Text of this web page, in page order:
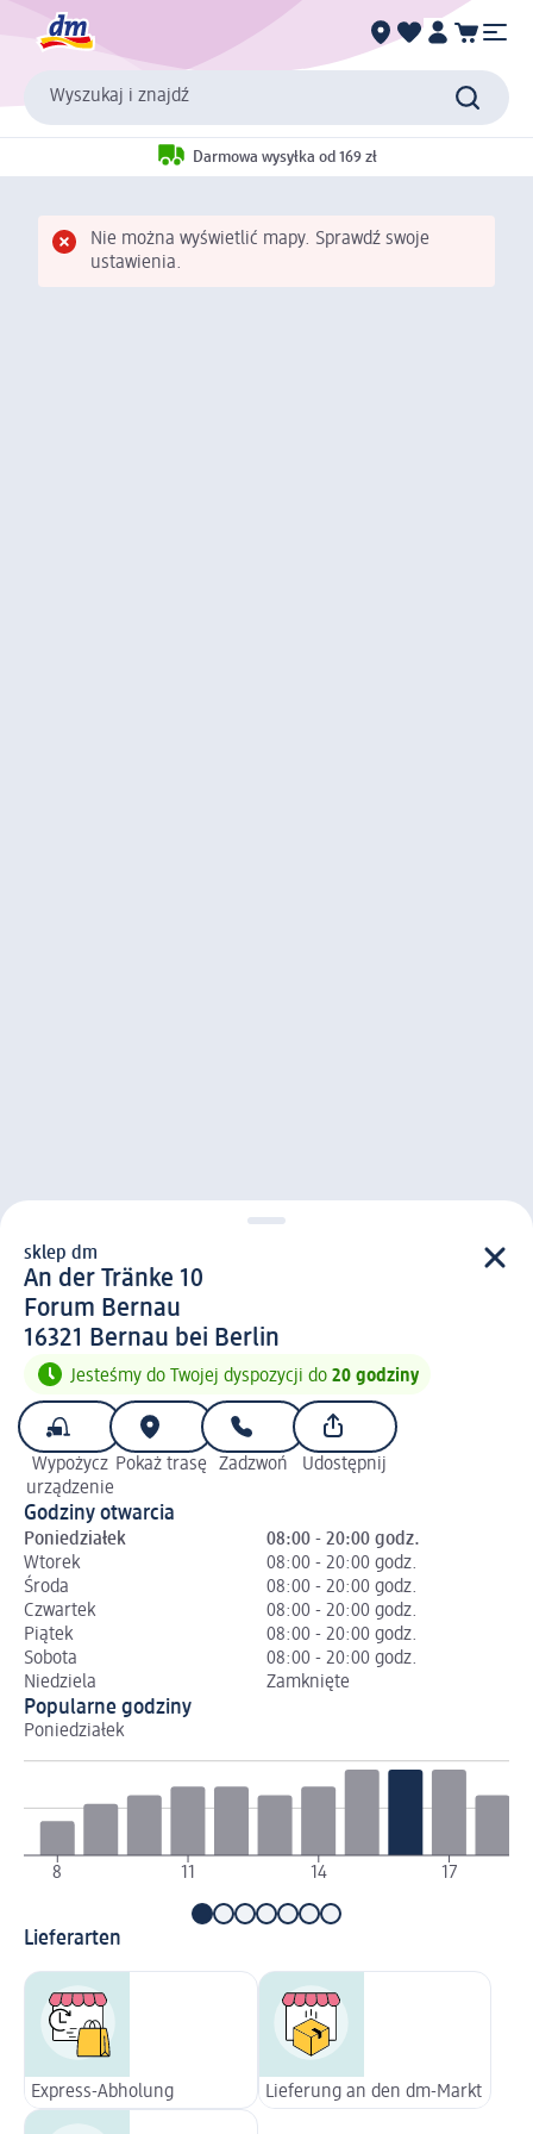
Wyszukaj i znajdź
Darmowa wysyłka od 169 zł
Nie można wyświetlić mapy. Sprawdź swoje
ustawienia.
sklep d m
sklep dm
An der Tränke 10
Forum Bernau
1 6 3 2 1
16321 Bernau bei Berlin
Jesteśmy do Twojej dyspozycji do 20 godziny
Wypożycz
urządzenie
Pokaż trasę Zadzwoń Udostępnij
Godziny otwarcia
Poniedziałek
08:00 - 20:00 godz.
Wtorek
08:00 - 20:00 godz.
Środa
08:00 - 20:00 godz.
Czwartek
08:00 - 20:00 godz.
Piątek
08:00 - 20:00 godz.
Sobota
08:00 - 20:00 godz.
Niedziela
Zamknięte
Popularne godziny
Poniedziałek
8 11 14 17
Lieferarten
Express-Abholung Lieferung an den dm-Markt